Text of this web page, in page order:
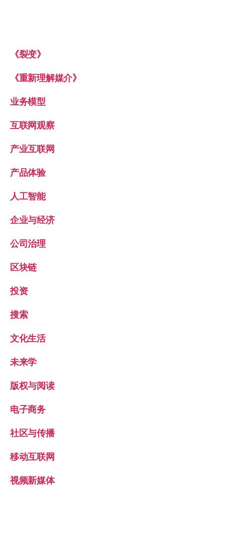
《裂变》
《重新理解媒介》
业务模型
互联网观察
产业互联网
产品体验
人工智能
企业与经济
公司治理
区块链
投资
搜索
文化生活
未来学
版权与阅读
电子商务
社区与传播
移动互联网
视频新媒体